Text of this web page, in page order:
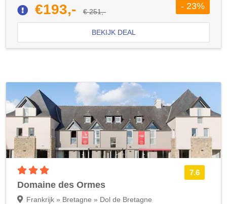
€193,- € 251,-
- 23%
BEKIJK DEAL
7.6
Domaine des Ormes
Frankrijk » Bretagne » Dol de Bretagne